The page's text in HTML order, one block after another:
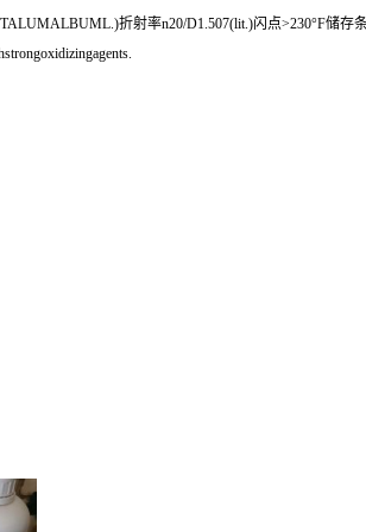
折射率n20/D1.507(lit.)闪点>230°F储存